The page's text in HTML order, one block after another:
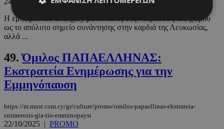
Η εμπειρία του Orangery μένει πιστή στην παράδοση του χώρου
ως το απόλυτο σημείο συνάντησης στην καρδιά της Λευκωσίας,
αλλά ...
49.Όμιλος ΠΑΠΑΕΛΛΗΝΑΣ:
Εκστρατεία Ενημέρωσης για την
Εμμηνόπαυση
https://m.must.com.cy/gr/culture/promo/omilos-papaellinas-ekstrateia-
enimerosis-gia-tin-emminopaysi
22/10/2025 | PROMO
Στόχευσης
Λειτουργικότητας
Μη ταξινομημένα
Τα απολύτως απαραίτητα cookies επιτρέπουν
σύνδεση χρήστη και τη διαχείριση λογαριασμού.
Ο ιστότοπος δεν μπορεί να χρησιμοποιηθεί σωστά
χωρίς τα απολύτως απαραίτητα cookies.